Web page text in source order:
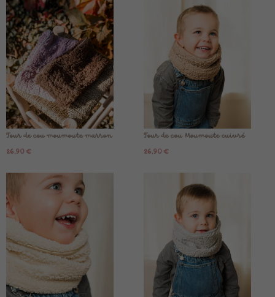
Tour de cou moumoute marron
26,90 €
Tour de cou Moumoute cuivré
26,90 €